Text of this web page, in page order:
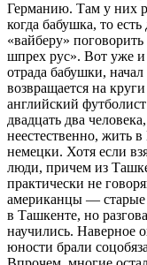
Германию. Там у них
когда бабушка, то
«вайберу»
шпрех рус». Вот уже
отрада бабушки,
возвращается на
английский
двадцать два
неестественно, жить
немецки. Хотя если
люди, причем из
практически не
американцы —
в Ташкенте, но
научились. Наверное
юности брали